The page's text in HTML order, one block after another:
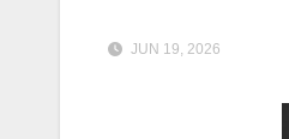
JUN 19, 2026